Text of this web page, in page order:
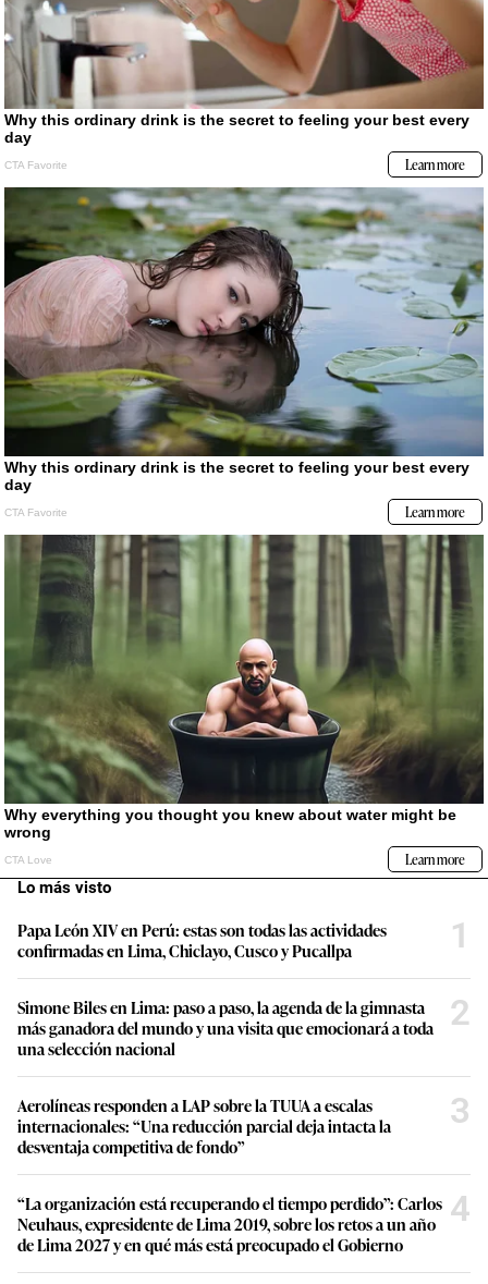
Lo más visto
Papa León XIV en Perú: estas son todas las actividades
confirmadas en Lima, Chiclayo, Cusco y Pucallpa
1
Simone Biles en Lima: paso a paso, la agenda de la gimnasta
más ganadora del mundo y una visita que emocionará a toda
una selección nacional
2
Aerolíneas responden a LAP sobre la TUUA a escalas
internacionales: “Una reducción parcial deja intacta la
desventaja competitiva de fondo”
3
“La organización está recuperando el tiempo perdido”: Carlos
Neuhaus, expresidente de Lima 2019, sobre los retos a un año
de Lima 2027 y en qué más está preocupado el Gobierno
4